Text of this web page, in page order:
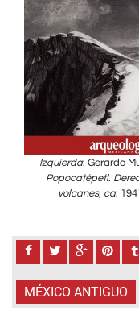
Izquierda: Gerardo
Popocatépetl.
volcanes, ca.
MÉXICO ANTIGUO